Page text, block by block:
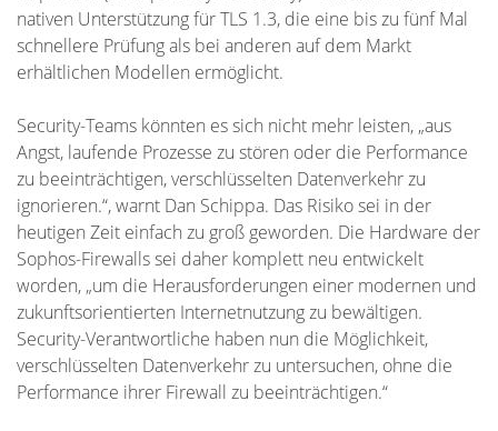
nativen Unterstützung für TLS 1.3, die eine bis zu fünf Mal
schnellere Prüfung als bei anderen auf dem Markt
erhältlichen Modellen ermöglicht.
Security-Teams könnten es sich nicht mehr leisten, „aus
Angst, laufende Prozesse zu stören oder die Performance
zu beeinträchtigen, verschlüsselten Datenverkehr zu
ignorieren.“, warnt Dan Schippa. Das Risiko sei in der
heutigen Zeit einfach zu groß geworden. Die Hardware der
Sophos-Firewalls sei daher komplett neu entwickelt
worden, „um die Herausforderungen einer modernen und
zukunftsorientierten Internetnutzung zu bewältigen.
Security-Verantwortliche haben nun die Möglichkeit,
verschlüsselten Datenverkehr zu untersuchen, ohne die
Performance ihrer Firewall zu beeinträchtigen.“